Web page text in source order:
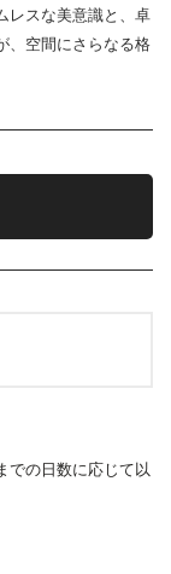
スな美意識と、 卓
空間にさらなる格
での日数に応じて以